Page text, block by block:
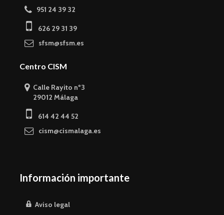
951 24 39 32
626 29 31 39
sfsm@sfsm.es
Centro CISM
Calle Rayito nº3
29012 Málaga
614 42 44 52
cism@cismalaga.es
Información importante
Aviso legal